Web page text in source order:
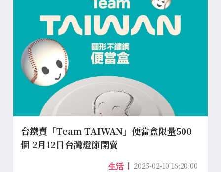
台鐵賣「Team TAIWAN」便當盒限量500
個 2月12日台灣燈節開賣
生活 2025-02-10 16:20:00